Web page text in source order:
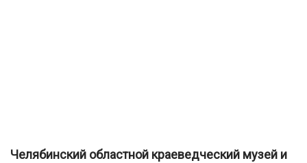
Челябинский областной краеведческий музей и